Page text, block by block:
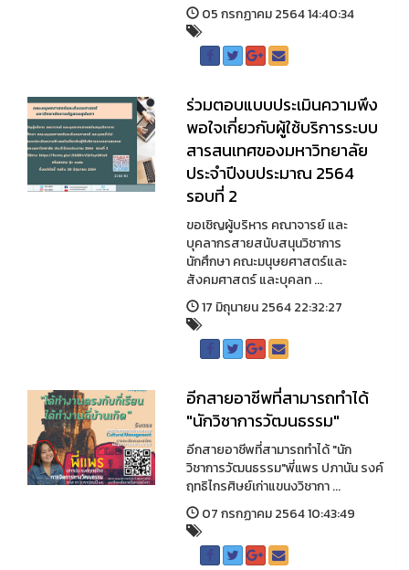
05 กรกฏาคม 2564 14:40:34
ร่วมตอบแบบประเมินความพึง
พอใจเกี่ยวกับผู้ใช้บริการระบบ
สารสนเทศของมหาวิทยาลัย
ประจำปีงบประมาณ 2564
รอบที่ 2
ขอเชิญผู้บริหาร คณาจารย์ และ
บุคลากรสายสนับสนุนวิชาการ
นักศึกษา คณะมนุษยศาสตร์และ
สังคมศาสตร์ และบุคลท ...
17 มิถุนายน 2564 22:32:27
อีกสายอาชีพที่สามารถทำได้
"นักวิชาการวัฒนธรรม"
อีกสายอาชีพที่สามารถทำได้ "นัก
วิชาการวัฒนธรรม"พี่แพร ปภานัน รงค์
ฤทธิไกรศิษย์เก่าแขนงวิชากา ...
07 กรกฏาคม 2564 10:43:49